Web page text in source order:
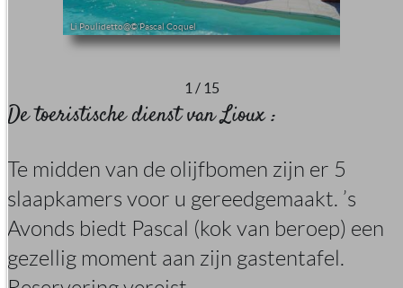
Li Poulidetto@© Pascal Coquel
1 / 15
De toeristische dienst van Lioux :
Te midden van de olijfbomen zijn er 5
slaapkamers voor u gereedgemaakt. ’s
Avonds biedt Pascal (kok van beroep) een
gezellig moment aan zijn gastentafel.